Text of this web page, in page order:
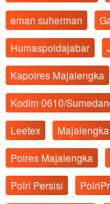
eman suherman
Humaspoldajabar
Kapolres Majalengka
Kodim 0610/
Leetex
Majalengka
Polres Majalengka
Polri Persisi